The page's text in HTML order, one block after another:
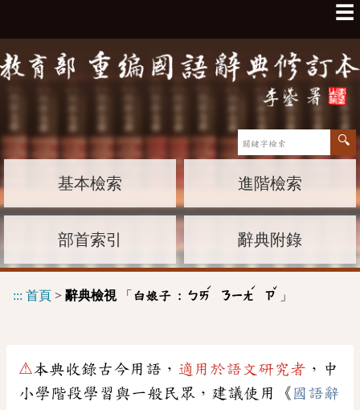
☰
基本檢索 進階檢索
部首索引 辭典附錄
::: 首頁 > 辭典檢視「 白娘子 : ㄅㄞ
ˊ
ㄋㄧㄤ
ˊ
ㄗ
ˇ
」
⚠本典收錄古今用語， 適用於語文研究者 ，中
小學階段學習與一般民眾，建議使用《 國語辭